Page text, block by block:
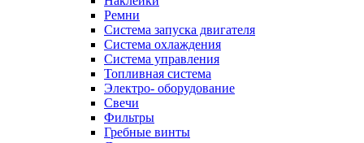
Ремни
Система запуска двигателя
Система охлаждения
Система управления
Топливная система
Электро- оборудование
Свечи
Фильтры
Гребные винты